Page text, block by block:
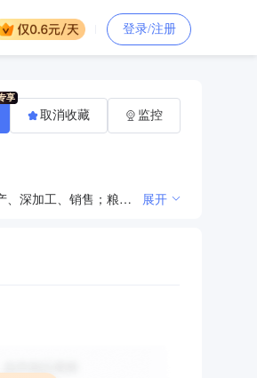
登录/注册
粮油零售；农副产品加工、销售服务；粮食、油料及政策允许的农副产品的收购、销售、仓储、运输；食用植物油及其副产品的生产、深加工、销售；粮油产品生产、技术咨询、研发。（依法须经批准的项目，经相关部门批准后方可开展经营活动） 展开
取消收藏 监控